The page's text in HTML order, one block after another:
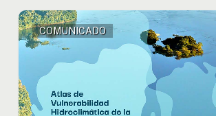
Lanzamiento
del
Primer
de
Vulnerabilidad
Hidroclimática
COMUNICADO